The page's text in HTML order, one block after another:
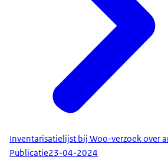
Inventarisatielijst bij Woo-verzoek over
Publicatie23-04-2024